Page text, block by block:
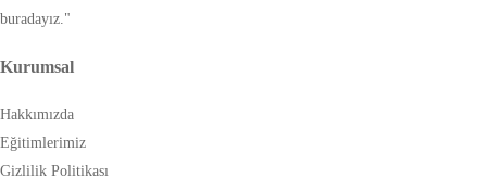
buradayız."
Kurumsal
Hakkımızda
Eğitimlerimiz
Gizlilik Politikası